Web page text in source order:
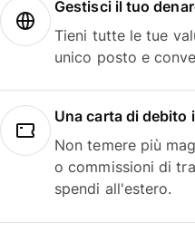
Gestisci il tuo
Tieni tutte le tue
unico posto e
Una carta di debito
Non temere più
o commissioni di
spendi all'estero.